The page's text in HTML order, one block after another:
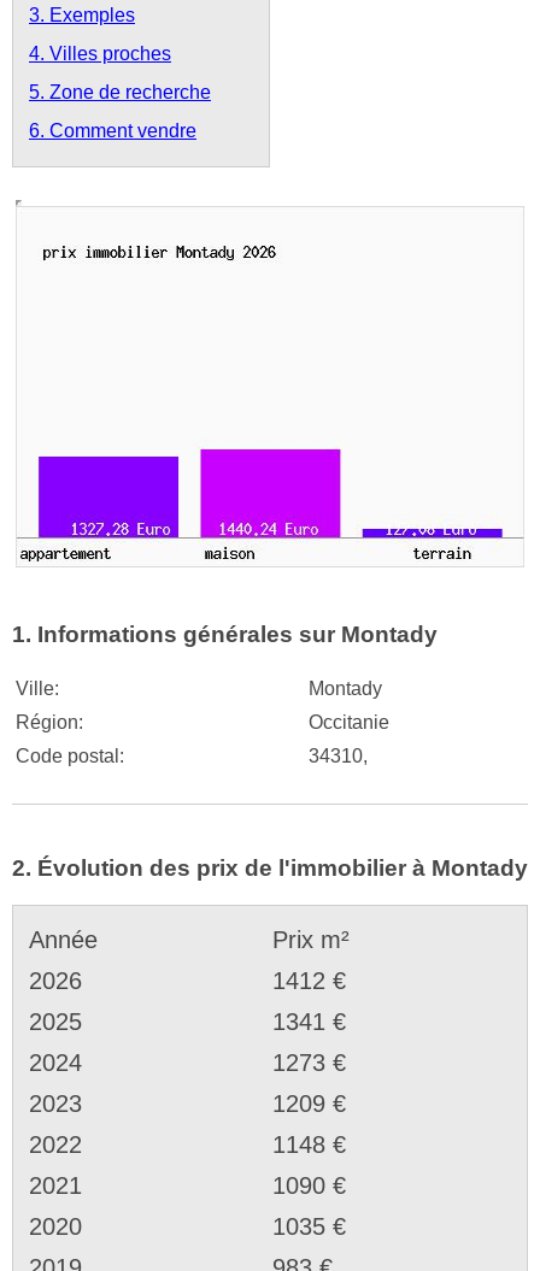
3. Exemples
4. Villes proches
5. Zone de recherche
6. Comment vendre
1. Informations générales sur Montady
Ville:
Montady
Région:
Occitanie
Code postal:
34310,
2. Évolution des prix de l'immobilier à Montady
Année
Prix m²
2026
1412 €
2025
1341 €
2024
1273 €
2023
1209 €
2022
1148 €
2021
1090 €
2020
1035 €